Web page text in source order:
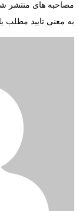
مصاحبه های منتشر
به معنی تایید مطلب